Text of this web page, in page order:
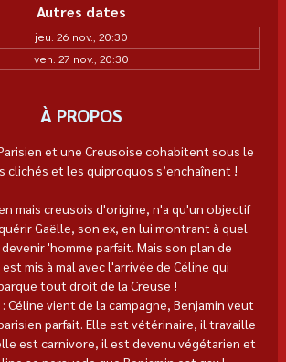
Autres dates
jeu. 26 nov., 20:30
ven. 27 nov., 20:30
À PROPOS
et une Creusoise cohabitent sous le
clichés et les quiproquos s’enchaînent !
mais creusois d'origine, n'a qu'un objectif
Gaëlle, son ex, en lui montrant à quel
'homme parfait. Mais son plan de
mis à mal avec l'arrivée de Céline qui
tout droit de la Creuse !
Céline vient de la campagne, Benjamin veut
parfait. Elle est vétérinaire, il travaille
est carnivore, il est devenu végétarien et